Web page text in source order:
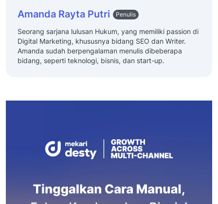
Amanda Rayta Putri Penulis
Seorang sarjana lulusan Hukum, yang memiliki passion di
Digital Marketing, khususnya bidang SEO dan Writer.
Amanda sudah berpengalaman menulis dibeberapa
bidang, seperti teknologi, bisnis, dan start-up.